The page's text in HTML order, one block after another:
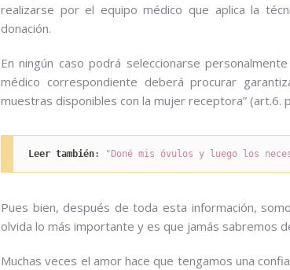
realizarse por el equipo médico que aplica la
donación.
En ningún caso podrá seleccionarse
médico correspondiente deberá procurar
muestras disponibles con la mujer receptora” (art.6.
Leer también: "Doné mis óvulos y luego los
Pues bien, después de toda esta información,
olvida lo más importante y es que jamás sabremos
Muchas veces el amor hace que tengamos una